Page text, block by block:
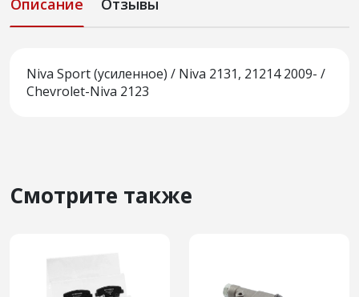
Описание Отзывы
Niva Sport (усиленное) / Niva 2131, 21214 2009- /
Chevrolet-Niva 2123
Смотрите также